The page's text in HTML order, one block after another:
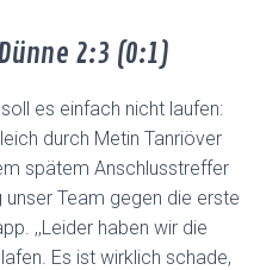
2:3 (0:1)
es einfach nicht laufen:
durch Metin Tanriöver
spätem Anschlusstreffer
Team gegen die erste
,,Leider haben wir die
Es ist wirklich schade,